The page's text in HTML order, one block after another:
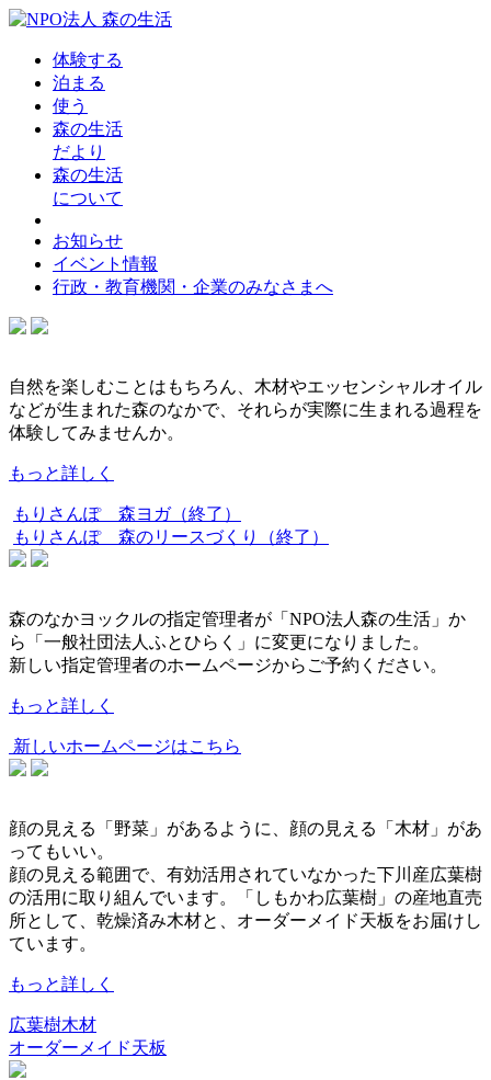
体験する
泊まる
使う
森の生活
だより
森の生活
について
お知らせ
イベント情報
行政・教育機関・企業のみなさまへ
自然を楽しむことはもちろん、木材やエッセンシャルオイル
などが生まれた森のなかで、それらが実際に生まれる過程を
体験してみませんか。
もっと詳しく
もりさんぽ 森ヨガ（終了）
もりさんぽ 森のリースづくり（終了）
森のなかヨックルの指定管理者が「NPO法人森の生活」か
ら「一般社団法人ふとひらく」に変更になりました。
新しい指定管理者のホームページからご予約ください。
もっと詳しく
新しいホームページはこちら
顔の見える「野菜」があるように、顔の見える「木材」があ
ってもいい。
顔の見える範囲で、有効活用されていなかった下川産広葉樹
の活用に取り組んでいます。「しもかわ広葉樹」の産地直売
所として、乾燥済み木材と、オーダーメイド天板をお届けし
ています。
もっと詳しく
広葉樹木材
オーダーメイド天板